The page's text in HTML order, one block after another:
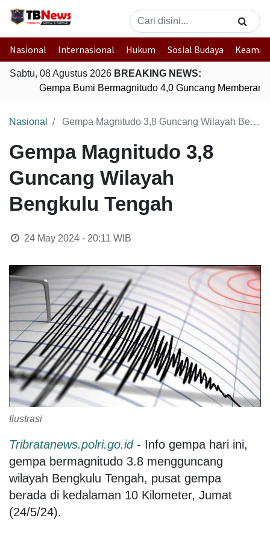
Nasional Internasional Hukum Sosial Budaya
Sabtu, 08 Agustus 2026 BREAKING NEWS:
Gempa Bumi Bermagnitudo 4,0 Guncang Memberamo
Nasional Gempa Magnitudo 3,8 Guncang Wilayah Bengkulu Tengah
Gempa Magnitudo 3,8
Guncang Wilayah
Bengkulu Tengah
24 May 2024 - 20:11 WIB
Ilustrasi
Tribratanews.polri.go.id- Info gempa hari ini,
gempa bermagnitudo 3.8 mengguncang
wilayah Bengkulu Tengah, pusat gempa
berada di kedalaman 10 Kilometer, Jumat
(24/5/24).